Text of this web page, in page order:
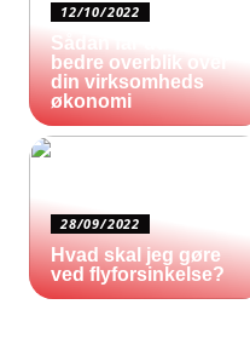
12/10/2022
Sådan får du et
bedre overblik over
din virksomheds
økonomi
28/09/2022
Hvad skal jeg gøre
ved flyforsinkelse?